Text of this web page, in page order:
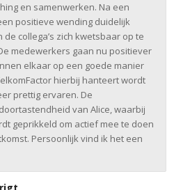
en samenwerken. Na een
positieve wending duidelijk
collega’s zich kwetsbaar op te
medewerkers gaan nu positiever
elkaar op een goede manier
hierbij hanteert wordt
prettig ervaren. De
van Alice, waarbij
geprikkeld om actief mee te doen
Persoonlijk vind ik het een